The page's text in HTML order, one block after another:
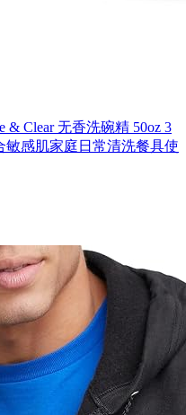
& Clear 无香洗碗精 50oz 3
敏感肌家庭日常清洗餐具使